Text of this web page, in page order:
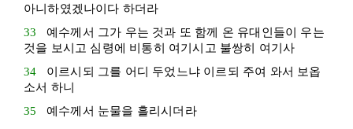
아니하였겠나이다 하더라
33 예수께서 그가 우는 것과 또 함께 온 유대 인들이 우는
것을 보시고 심령에 비통히 여기시고 불쌍히 여기사
34 이르시되 그를 어디 두었느냐 이르되 주여 와서 보옵
소서 하니
35 예수께서 눈물을 흘리시더라